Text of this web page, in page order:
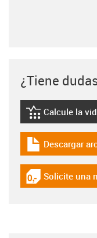
¿Tiene
igus-icon-
Calcule la
igus-icon-
Descargar
igus-icon-
Solicite una